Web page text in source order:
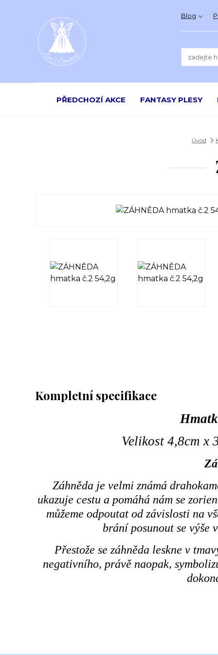
Blog
PŘEDCHOZÍ AKCE FANTASY PLESY
Úvod
Kompletní specifikace
Velikost 4,8cm x
Záhněda je velmi známá
ukazuje cestu a pomáhá nám se
můžeme odpoutat od závislosti na
brání posunout se výše
Přestože se záhněda leskne v
negativního, právě naopak,